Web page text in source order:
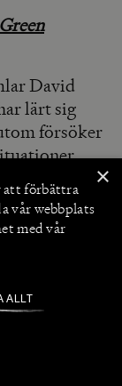
Green
David
lärt sig
försöker
med
får ta
frukostar
som
att vara
lite av
på
blir
×
att förbättra
vår webbplats
med vår
ALLT